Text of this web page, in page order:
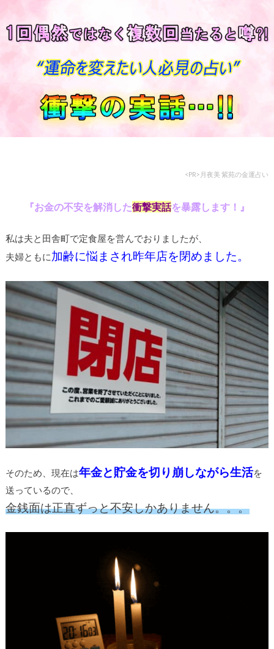
<PR>月夜美 紫苑の金運占い
『お金の不安を解消した衝撃実話を暴露します！』
私は夫と田舎町で定食屋を営んでおりましたが、
夫婦ともに加齢に悩まされ昨年店を閉めました。
そのため、現在は年金と貯金を切り崩しながら生活を
送っているので、
金銭面は正直ずっと不安しかありません。。。